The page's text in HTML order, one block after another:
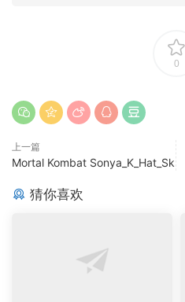
0
上一篇
Mortal Kombat Sonya_K_Hat_Sk
猜你喜欢